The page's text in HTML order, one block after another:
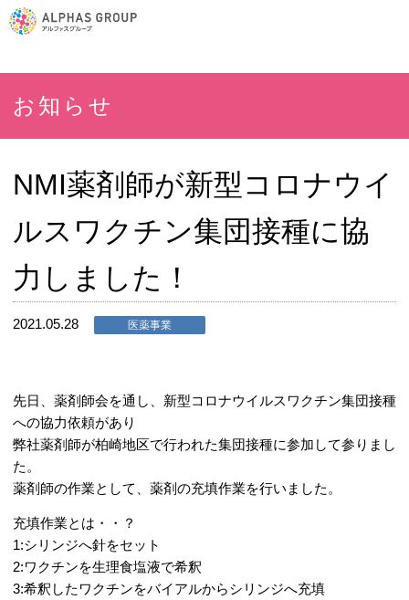
お知らせ
NMI薬剤師が新型コロナウイ
ルスワクチン集団接種に協
力しました！
2021.05.28 医薬事業
先日、薬剤師会を通し、新型コロナウイルスワクチン集団接種
への協力依頼があり
弊社薬剤師が柏崎地区で行われた集団接種に参加して参りまし
た。
薬剤師の作業として、薬剤の充填作業を行いました。
充填作業とは・・？
1:シリンジへ針をセット
2:ワクチンを生理食塩液で希釈
3:希釈したワクチンをバイアルからシリンジへ充填